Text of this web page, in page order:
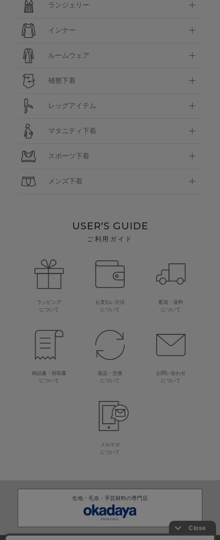
ランジェリー
インナー
ルームウェア
補整下着
レッグアイテム
マタニティ下着
スポーツ下着
メンズ下着
USER'S GUIDE
ご利用ガイド
ラッピング
について
お支払い方法
について
配送・送料
について
納品書・領収書
について
返品・交換
について
お問い合わせ
について
メルマガ
について
生地・毛糸・手芸材料の専門店